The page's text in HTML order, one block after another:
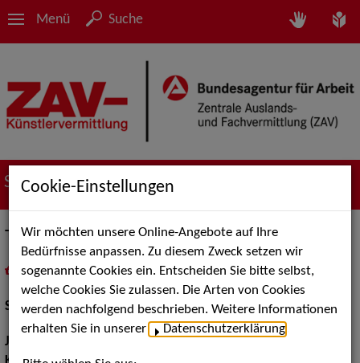
Menü Suche
Suche nach Künstler*innen
Thomas Franz
als PDF speichern
inMeine Merklistelegen
Schauspiel:Film und TV
Jahrgang:
Cookie-Einstellungen
Wir möchten unsere Online-Angebote auf Ihre
Bedürfnisse anpassen. Zu diesem Zweck setzen wir
sogenannte Cookies ein. Entscheiden Sie bitte selbst,
welche Cookies Sie zulassen. Die Arten von Cookies
werden nachfolgend beschrieben. Weitere Informationen
erhalten Sie in unserer
Datenschutzerklärung